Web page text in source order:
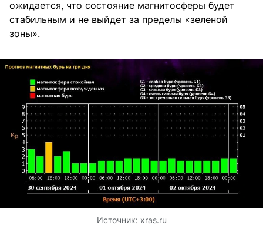
ожидается, что состояние магнитосферы будет
стабильным и не выйдет за пределы «зеленой
зоны».
Источник: xras.ru